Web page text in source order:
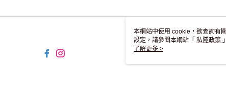
本網站中使用 cookie，欲查詢有
設定，請參閱本網站「 私隱政策
用 cookie。
了解更多 >